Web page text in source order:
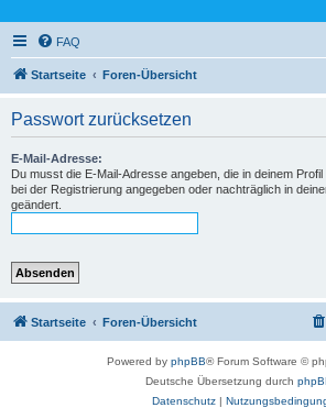
FAQ
Startseite Foren-Übersicht
Passwort zurücksetzen
E-Mail-Adresse:
Du musst die E-Mail-Adresse angeben, die in deinem
bei der Registrierung angegeben oder nachträglich in
geändert.
Startseite Foren-Übersicht
Powered by phpBB® Forum Software ©
Deutsche Übersetzung durch
Datenschutz|